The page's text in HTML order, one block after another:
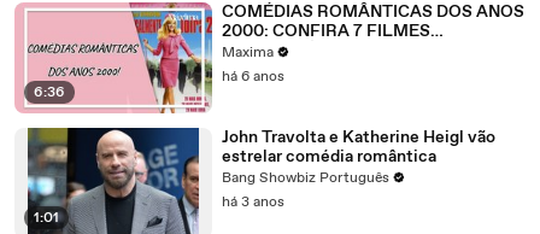
6:36
COMÉDIAS ROMÂNTICAS DOS ANOS
2000: CONFIRA 7 FILMES
INESQUECÍVEIS DIGNOS DE
MARATONA!
Maxima
há 6 anos
1:01
John Travolta e Katherine Heigl vão
estrelar comédia romântica
Bang Showbiz Português
há 3 anos